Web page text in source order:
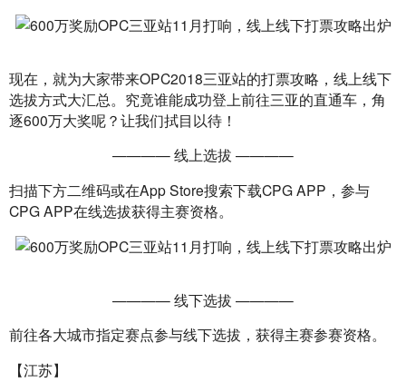
现在，就为大家带来OPC2018三亚站的打票攻略，线上线下
选拔方式大汇总。究竟谁能成功登上前往三亚的直通车，角
逐600万大奖呢？让我们拭目以待！
———— 线上选拔 ————
扫描下方二维码或在App Store搜索下载CPG APP，参与
CPG APP在线选拔获得主赛资格。
———— 线下选拔 ————
前往各大城市指定赛点参与线下选拔，获得主赛参赛资格。
【江苏】